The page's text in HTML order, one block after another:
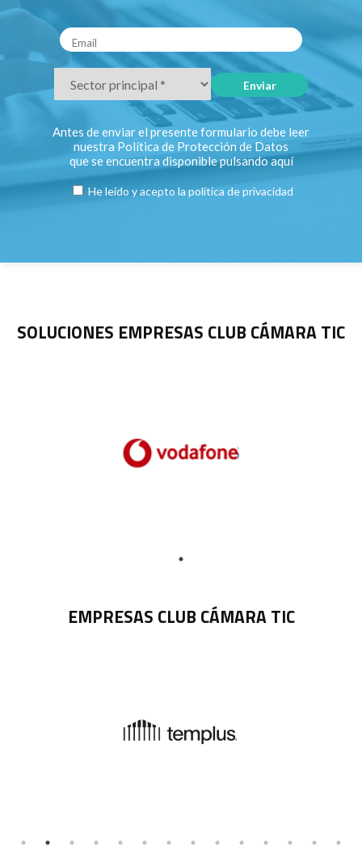
Antes de enviar el presente formulario debe leer
nuestra Política de Protección de Datos
que se encuentra disponible pulsandoaquí
He leído y acepto la política de privacidad
SOLUCIONES EMPRESAS CLUB CÁMARA TIC
EMPRESAS CLUB CÁMARA TIC